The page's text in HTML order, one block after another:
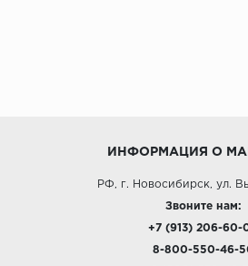
ИНФОРМАЦИЯ О
РФ, г. Новосибирск, ул.
Звоните нам:
+7 (913) 206-60-
8-800-550-46-